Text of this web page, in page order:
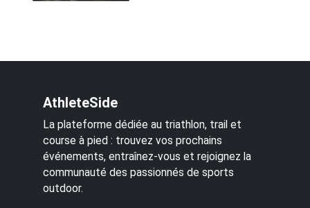
AthleteSide
La plateforme dédiée au triathlon, trail et
course à pied : trouvez vos prochains
événements, entraînez-vous et rejoignez la
communauté des passionnés de sports
outdoor.